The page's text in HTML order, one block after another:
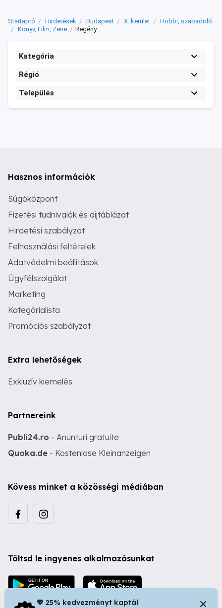
Startapró Hirdetések Budapest X. kerület
Hobbi, szabadidő
Könyv, Film, Zene
Regény
Kategória
Régió
Település
Hasznos információk
Súgóközpont
Fizetési tudnivalók és díjtáblázat
Hirdetési szabályzat
Felhasználási feltételek
Adatvédelmi beállítások
Ügyfélszolgálat
Marketing
Kategórialista
Promóciós szabályzat
Extra lehetőségek
Exkluzív kiemelés
Partnereink
Publi24.ro - Anunturi gratuite
Quoka.de - Kostenlose Kleinanzeigen
Kövess minket a közösségi médiában
Töltsd le ingyenes alkalmazásunkat
💖 25% kedvezményt kaptál